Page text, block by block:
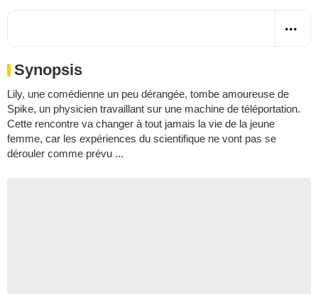
Synopsis
Lily, une comédienne un peu dérangée, tombe amoureuse de
Spike, un physicien travaillant sur une machine de téléportation.
Cette rencontre va changer à tout jamais la vie de la jeune
femme, car les expériences du scientifique ne vont pas se
dérouler comme prévu ...